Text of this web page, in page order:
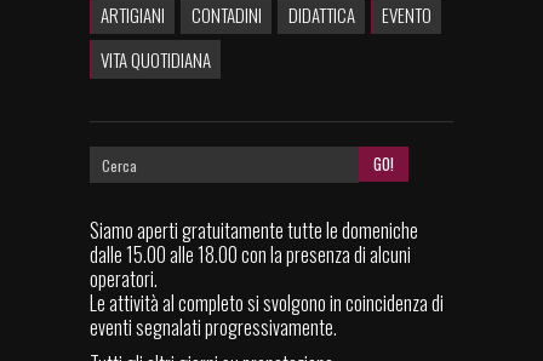
ARTIGIANI CONTADINI DIDATTICA
EVENTO
VITA QUOTIDIANA
Siamo aperti gratuitamente tutte le domeniche
dalle 15.00 alle 18.00 con la presenza di alcuni
operatori.
Le attività al completo si svolgono in coincidenza di
eventi segnalati progressivamente.